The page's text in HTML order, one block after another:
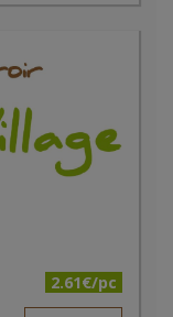
2.61€/pc